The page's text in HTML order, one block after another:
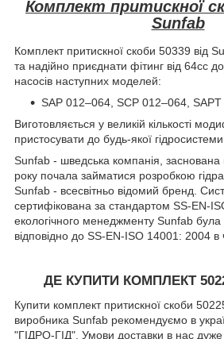
Комплект притискної
Sunfab
Комплект притискної скоби 50339 від
та надійно приєднати фітинг від 64сс
насосів наступних моделей:
SAP 012–064, SCP 012–064, SAPT
Виготовляється у великій кількості
пристосувати до будь-якої
Sunfab - шведська компанія, заснована
року почала займатися розробкою
Sunfab - всесвітньо відомий бренд.
сертифікована за стандартом SS-EN-
екологічного менеджменту Sunfab була
відповідно до SS-EN-ISO 14001: 2004 в
ДЕ КУПИТИ КОМПЛЕКТ
Купити комплект притискної скоби
виробника Sunfab рекомендуємо в
"ГІДРО-ГІД". Умови доставки в нас